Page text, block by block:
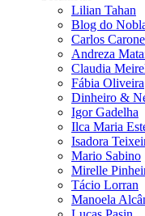
Lilian Tahan
Blog do
Carlos Carone
Andreza
Claudia
Fábia Oliveira
Dinheiro &
Igor Gadelha
Ilca Maria
Isadora
Mario Sabino
Mirelle
Tácio Lorran
Manoela